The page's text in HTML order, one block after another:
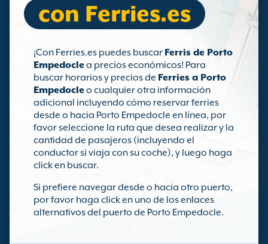
con Ferries.es
¡Con Ferries.es puedes buscar Ferris de Porto
Empedoclea precios económicos! Para
buscar horarios y precios de Ferries a Porto
Empedocleo cualquier otra información
adicional incluyendo cómo reservar ferries
desde o hacia Porto Empedocle en línea, por
favor seleccione la ruta que desea realizar y la
cantidad de pasajeros (incluyendo el
conductor si viaja con su coche), y luego haga
click en buscar.
Si prefiere navegar desde o hacia otro puerto,
por favor haga click en uno de los enlaces
alternativos del puerto de Porto Empedocle.